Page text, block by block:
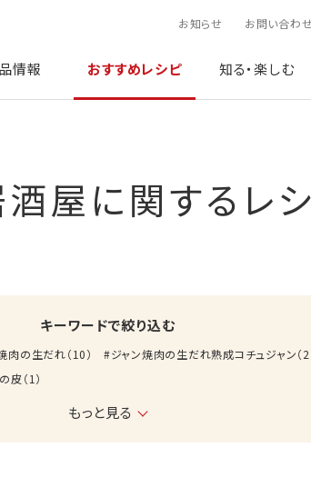
お知らせ お問い合わ
情報 おすすめレシピ 知る・楽しむ
酒屋に関するレ
キーワードで絞り込む
肉の生だれ（10） ジャン焼肉の生だれ熟成コチュジャン（2
皮 （1 ）
もっと見る